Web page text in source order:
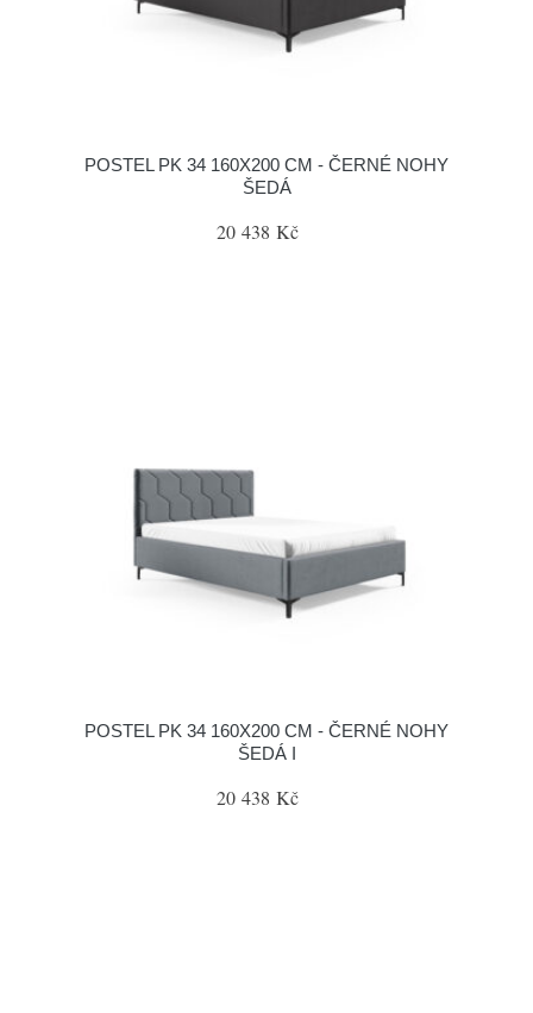
POSTEL PK 34 160X200 CM - ČERNÉ NOHY
ŠEDÁ
20 438 Kč
POSTEL PK 34 160X200 CM - ČERNÉ NOHY
ŠEDÁ I
20 438 Kč